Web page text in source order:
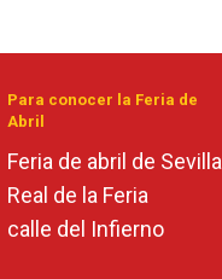
Para conocer la Feria de
Abril
Feria de abril de Sevilla
Real de la Feria
calle del Infierno